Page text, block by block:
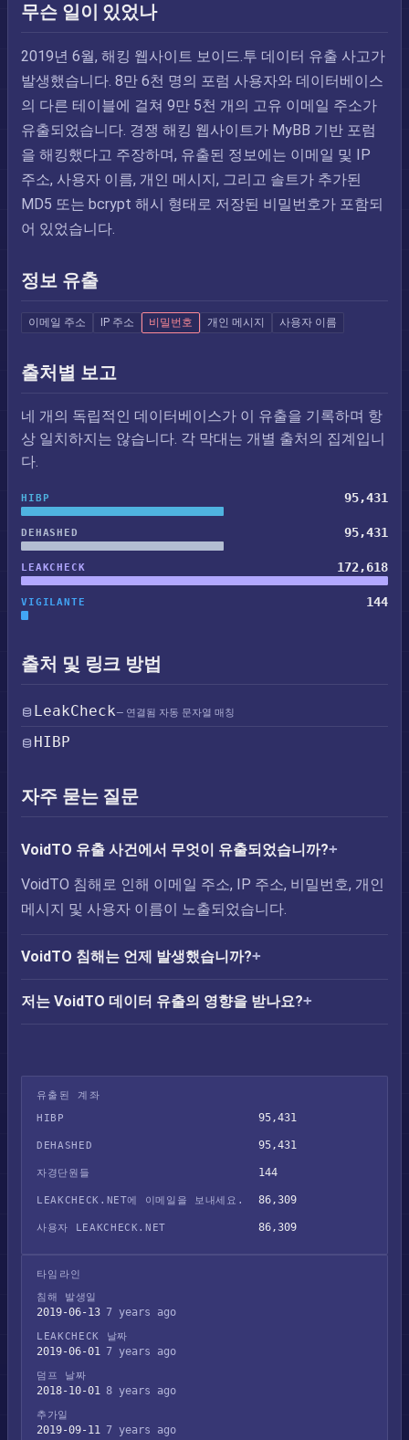
무슨 일이 있었나
2019년 6월, 해킹 웹사이트 보이드.투 데이터 유출 사고가
발생했습니다. 8만 6천 명의 포럼 사용자와 데이터베이스
의 다른 테이블에 걸쳐 9만 5천 개의 고유 이메일 주소가
유출되었습니다. 경쟁 해킹 웹사이트가 MyBB 기반 포럼
을 해킹했다고 주장하며, 유출된 정보에는 이메일 및 IP
주소, 사용자 이름, 개인 메시지, 그리고 솔트가 추가된
MD5 또는 bcrypt 해시 형태로 저장된 비밀번호가 포함되
어 있었습니다.
정보 유출
이메일 주소 IP 주소 비밀번호 개인 메시지 사용자 이름
출처별 보고
네 개의 독립적인 데이터베이스가 이 유출을 기록하며 항
상 일치하지는 않습니다. 각 막대는 개별 출처의 집계입니
다.
HIBP 95,431
DEHASHED 95,431
LEAKCHECK 172,618
VIGILANTE 144
출처 및 링크 방법
LeakCheck— 연결됨 자동 문자열 매칭
HIBP
자주 묻는 질문
VoidTO 유출 사건에서 무엇이 유출되었습니까?
VoidTO 침해로 인해 이메일 주소, IP 주소, 비밀번호, 개인
메시지 및 사용자 이름이 노출되었습니다.
VoidTO 침해는 언제 발생했습니까?
저는 VoidTO 데이터 유출의 영향을 받나요?
유출된 계좌
HIBP
95,431
DEHASHED 95,431
자경단원들 144
LEAKCHECK.NET에 이메일을 보내세요. 86,309
사용자 LEAKCHECK.NET 86,309
타임라인
침해 발생일
2019-06-13 7 years ago
LEAKCHECK 날짜
2019-06-01 7 years ago
덤프 날짜
2018-10-01 8 years ago
추가일
2019-09-11 7 years ago